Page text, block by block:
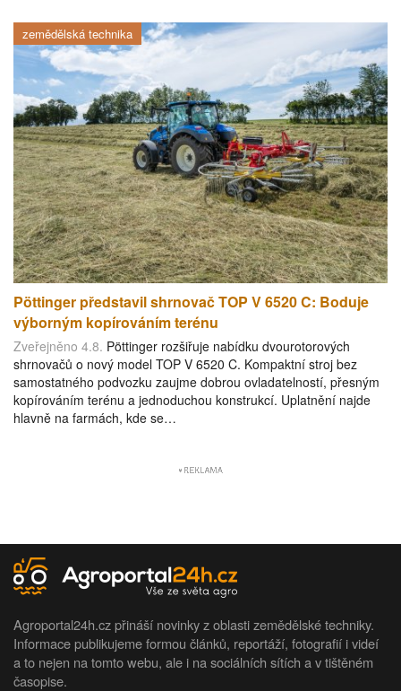
zemědělská technika
Pöttinger představil shrnovač TOP V 6520 C: Boduje
výborným kopírováním terénu
Zveřejněno 4.8. Pöttinger rozšiřuje nabídku dvourotorových
shrnovačů o nový model TOP V 6520 C. Kompaktní stroj bez
samostatného podvozku zaujme dobrou ovladatelností, přesným
kopírováním terénu a jednoduchou konstrukcí. Uplatnění najde
hlavně na farmách, kde se…
Agroportal24h.cz přináší novinky z oblasti zemědělské techniky.
Informace publikujeme formou článků, reportáží, fotografií i videí
a to nejen na tomto webu, ale i na sociálních sítích a v tištěném
časopise.